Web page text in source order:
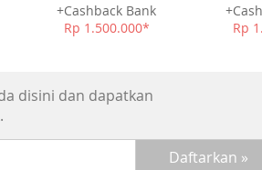
+Cashback Bank
Rp 1.500.000*
Rp
disini dan dapatkan